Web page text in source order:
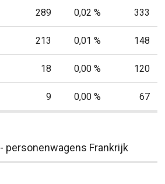
289 0,02 % 333
213 0,01 % 148
18 0,00 % 120
9 0,00 % 67
- personenwagens Frankrijk